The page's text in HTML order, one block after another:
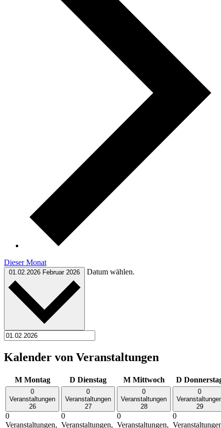
Dieser Monat
01.02.2026 Februar 2026 Datum wählen.
Kalender von Veranstaltungen
M Montag D Dienstag M Mittwoch D
0
Veranstaltungen
26
0
Veranstaltungen,
0
Veranstaltungen
27
0
Veranstaltungen,
0
Veranstaltungen
28
0
Veranstaltungen,
0
29
0